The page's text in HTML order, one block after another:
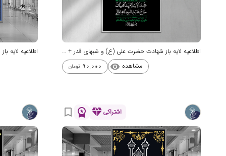
اطلاعیه لایه باز شهادت حضرت علی (ع) و شبهای قدر + استوری شبکه های اجتم
مشاهده visibility
90,000 تومان
اشتراکیdiamond
workspace_premium
bookmark_border